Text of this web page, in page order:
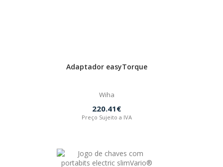
Adaptador easyTorque
Wiha
220.41€
Preço Sujeito a IVA